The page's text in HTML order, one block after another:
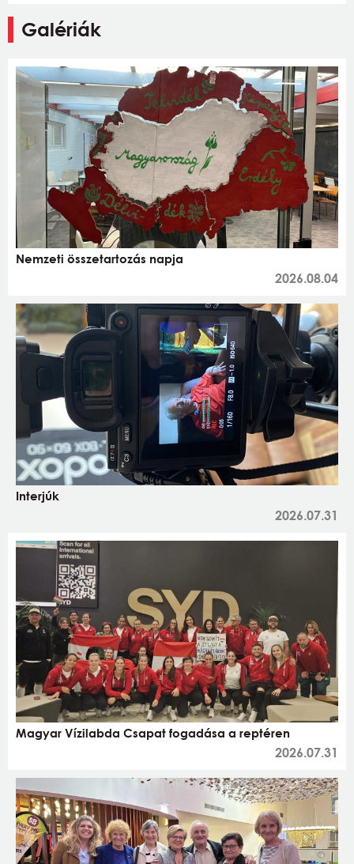
Galériák
Nemzeti összetartozás napja
2026.08.04
Interjúk
2026.07.31
Magyar Vízilabda Csapat fogadása a reptéren
2026.07.31